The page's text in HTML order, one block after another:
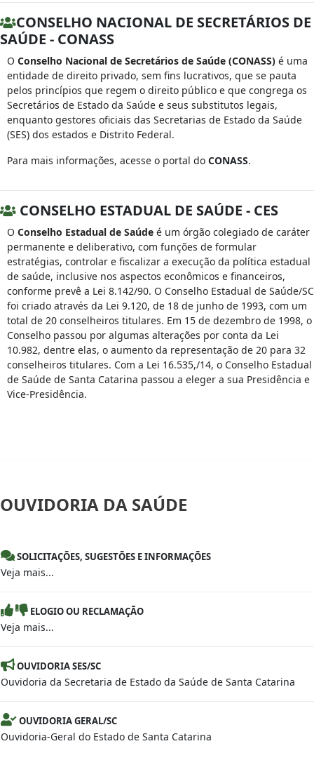
CONSELHO NACIONAL DE SECRETÁRIOS DE
SAÚDE - CONASS
O Conselho Nacional de Secretários de Saúde (CONASS) é uma
entidade de direito privado, sem fins lucrativos, que se pauta
pelos princípios que regem o direito público e que congrega os
Secretários de Estado da Saúde e seus substitutos legais,
enquanto gestores oficiais das Secretarias de Estado da Saúde
(SES) dos estados e Distrito Federal.
Para mais informações, acesse o portal do CONASS.
CONSELHO ESTADUAL DE SAÚDE - CES
O Conselho Estadual de Saúde é um órgão colegiado de caráter
permanente e deliberativo, com funções de formular
estratégias, controlar e fiscalizar a execução da política estadual
de saúde, inclusive nos aspectos econômicos e financeiros,
conforme prevê a Lei 8.142/90. O Conselho Estadual de Saúde/SC
foi criado através da Lei 9.120, de 18 de junho de 1993, com um
total de 20 conselheiros titulares. Em 15 de dezembro de 1998, o
Conselho passou por algumas alterações por conta da Lei
10.982, dentre elas, o aumento da representação de 20 para 32
conselheiros titulares. Com a Lei 16.535,/14, o Conselho Estadual
de Saúde de Santa Catarina passou a eleger a sua Presidência e
Vice-Presidência.
OUVIDORIA DA SAÚDE
SOLICITAÇÕES, SUGESTÕES E INFORMAÇÕES
Veja mais...
ELOGIO OU RECLAMAÇÃO
Veja mais...
OUVIDORIA SES/SC
Ouvidoria da Secretaria de Estado da Saúde de Santa Catarina
OUVIDORIA GERAL/SC
Ouvidoria-Geral do Estado de Santa Catarina